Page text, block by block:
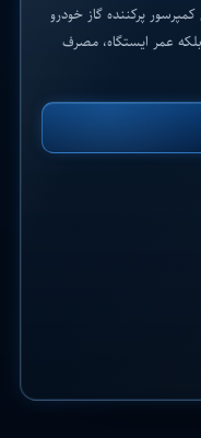
پرکننده گاز خودرو
عمر ایستگاه، مصرف